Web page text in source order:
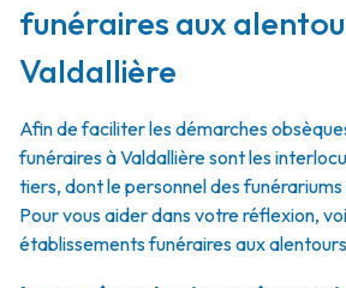
funéraires aux
Valdallière
Afin de faciliter les démarches
funéraires à Valdallière sont les
tiers, dont le personnel des
Pour vous aider dans votre réflexion,
établissements funéraires aux